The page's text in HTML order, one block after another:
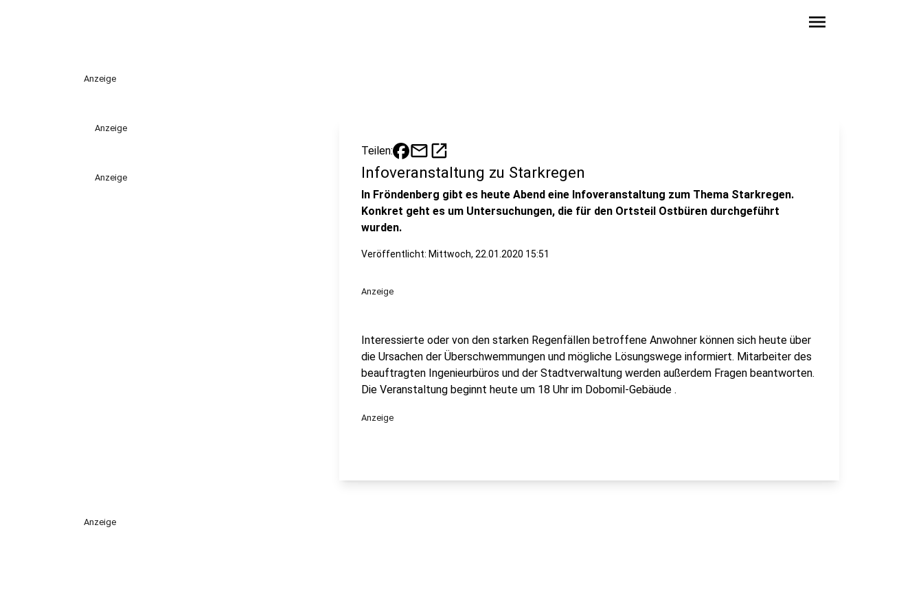
menu
Anzeige
Anzeige
Anzeige
Teilen: mailopen_in_new
Infoveranstaltung zu Starkregen
In Fröndenberg gibt es heute Abend eine Infoveranstaltung zum Thema Starkregen.
Konkret geht es um Untersuchungen, die für den Ortsteil Ostbüren durchgeführt
wurden.
Veröffentlicht: Mittwoch, 22.01.2020 15:51
Anzeige
Interessierte oder von den starken Regenfällen betroffene Anwohner können sich heute über
die Ursachen der Überschwemmungen und mögliche Lösungswege informiert. Mitarbeiter des
beauftragten Ingenieurbüros und der Stadtverwaltung werden außerdem Fragen beantworten.
Die Veranstaltung beginnt heute um 18 Uhr im Dobomil-Gebäude .
Anzeige
Anzeige